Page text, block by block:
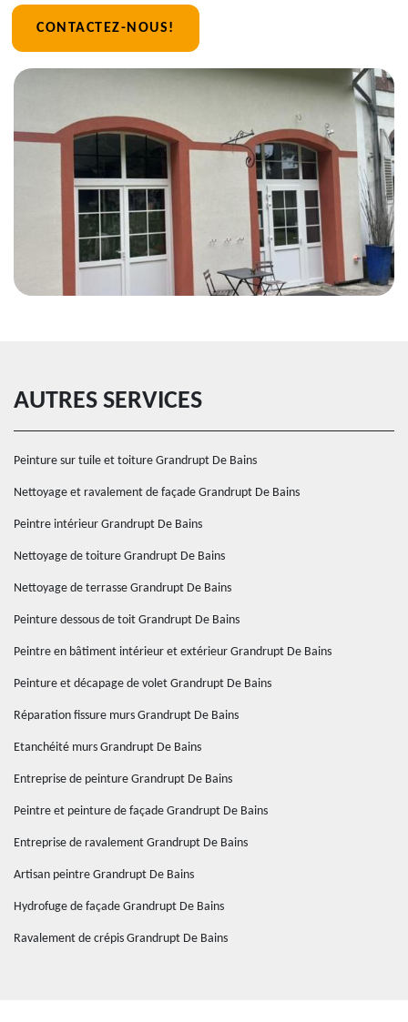
CONTACTEZ-NOUS!
AUTRES SERVICES
Peinture sur tuile et toiture Grandrupt De Bains
Nettoyage et ravalement de façade Grandrupt De Bains
Peintre intérieur Grandrupt De Bains
Nettoyage de toiture Grandrupt De Bains
Nettoyage de terrasse Grandrupt De Bains
Peinture dessous de toit Grandrupt De Bains
Peintre en bâtiment intérieur et extérieur Grandrupt De Bains
Peinture et décapage de volet Grandrupt De Bains
Réparation fissure murs Grandrupt De Bains
Etanchéité murs Grandrupt De Bains
Entreprise de peinture Grandrupt De Bains
Peintre et peinture de façade Grandrupt De Bains
Entreprise de ravalement Grandrupt De Bains
Artisan peintre Grandrupt De Bains
Hydrofuge de façade Grandrupt De Bains
Ravalement de crépis Grandrupt De Bains